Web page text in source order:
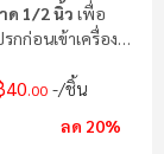
ด 1/2 นิ้ว เพื่อ
กก่อนเข้าเครื่อง
40.00 /ชิ้น
ลด 20%